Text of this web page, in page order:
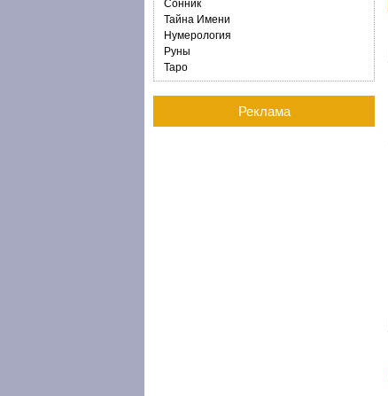
Сонник
Тайна Имени
Нумерология
Руны
Таро
Реклама